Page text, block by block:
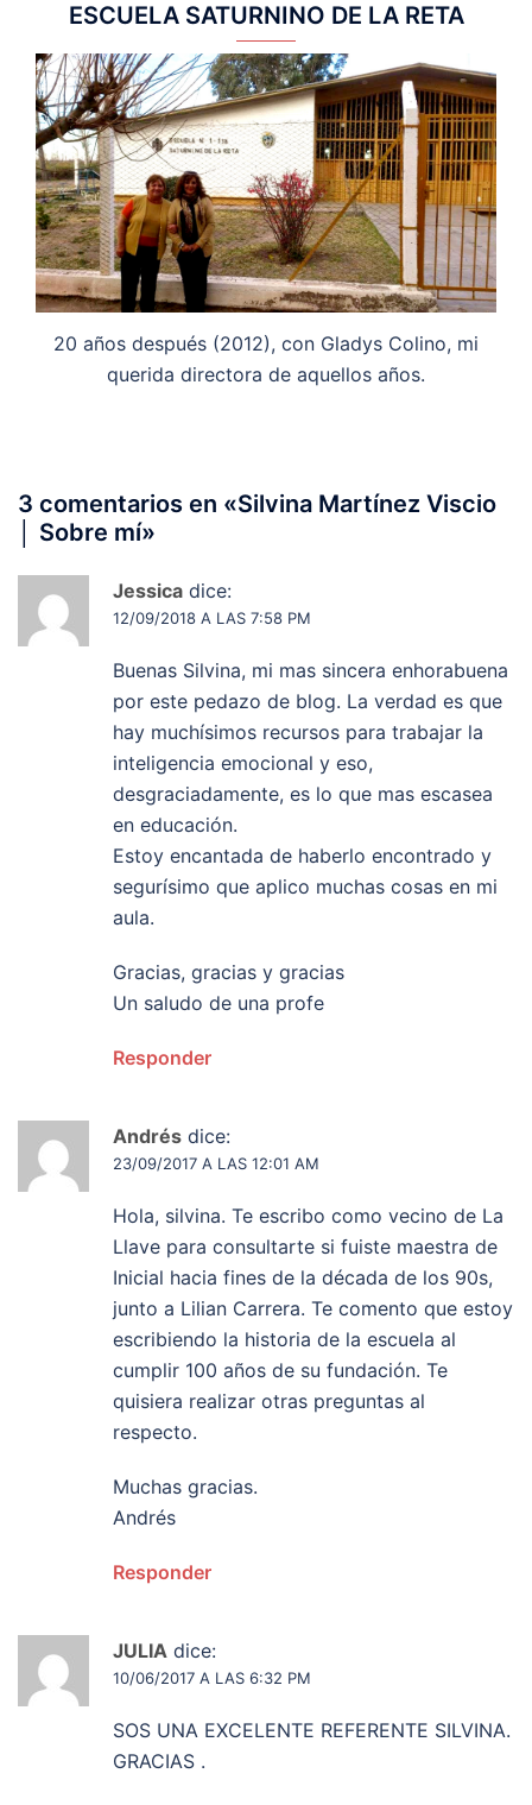
ESCUELA SATURNINO DE LA RETA
20 años después (2012), con Gladys Colino, mi
querida directora de aquellos años.
3 comentarios en «Silvina Martínez Viscio
│ Sobre mí»
Jessica dice:
12/09/2018 A LAS 7:58 PM
Buenas Silvina, mi mas sincera enhorabuena
por este pedazo de blog. La verdad es que
hay muchísimos recursos para trabajar la
inteligencia emocional y eso,
desgraciadamente, es lo que mas escasea
en educación.
Estoy encantada de haberlo encontrado y
segurísimo que aplico muchas cosas en mi
aula.
Gracias, gracias y gracias
Un saludo de una profe
Responder
Andrés dice:
23/09/2017 A LAS 12:01 AM
Hola, silvina. Te escribo como vecino de La
Llave para consultarte si fuiste maestra de
Inicial hacia fines de la década de los 90s,
junto a Lilian Carrera. Te comento que estoy
escribiendo la historia de la escuela al
cumplir 100 años de su fundación. Te
quisiera realizar otras preguntas al
respecto.
Muchas gracias.
Andrés
Responder
JULIA dice:
10/06/2017 A LAS 6:32 PM
SOS UNA EXCELENTE REFERENTE SILVINA.
GRACIAS .